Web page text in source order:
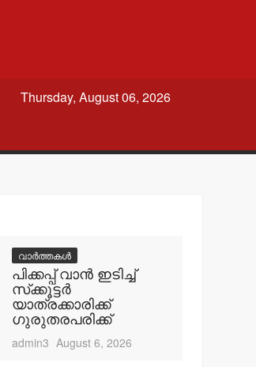
Thursday, August 06, 2026
വാർത്തകൾ
പിക്കപ്പ് വാന്‍ ഇടിച്ച്
സ്‌ക്കൂട്ടര്‍
യാത്രക്കാരിക്ക്
ഗുരുതരപരിക്ക്
admin3 August 6, 2026